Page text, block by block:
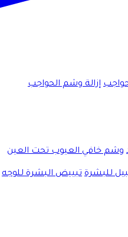
إزالة وشم الحواجب
وشم خافي العيوب تحت العين
للبشرة تبييض البشرة للوجه